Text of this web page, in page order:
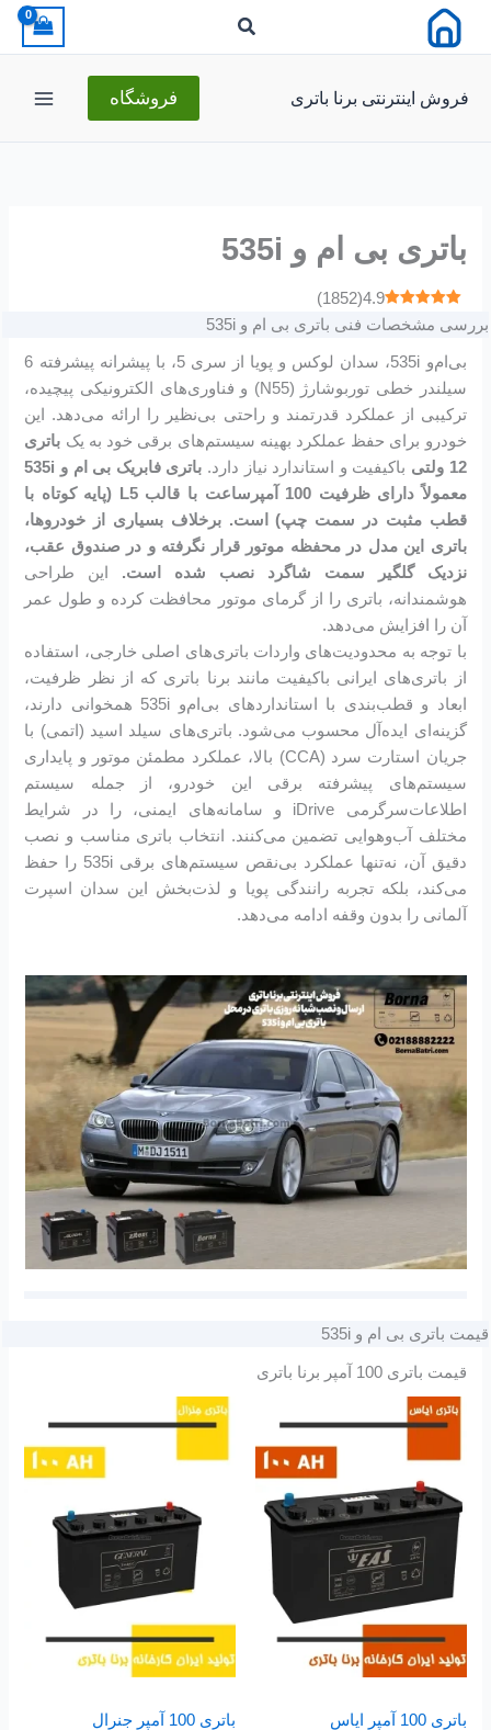
فروش اینترنتی برنا باتری فروشگاه
باتری بی ام و 535i
4.9
(
1852
)
بررسی مشخصات فنی باتری بی ام و 535i
بی‌ام‌و 535i، سدان لوکس و پویا از سری 5، با پیشرانه پیشرفته 6
سیلندر خطی توربوشارژ (N55) و فناوری‌های الکترونیکی پیچیده،
ترکیبی از عملکرد قدرتمند و راحتی بی‌نظیر را ارائه می‌دهد. این
خودرو برای حفظ عملکرد بهینه سیستم‌های برقی خود به یک باتری
12 ولتی
باکیفیت و استاندارد نیاز دارد.
باتری فابریک بی ام و 535i
معمولاً دارای ظرفیت 100 آمپرساعت با قالب L5 (پایه کوتاه با
قطب مثبت در سمت چپ) است. برخلاف بسیاری از خودروها،
باتری این مدل در محفظه موتور قرار نگرفته و در صندوق عقب،
نزدیک گلگیر سمت شاگرد نصب شده است. این طراحی
هوشمندانه، باتری را از گرمای موتور محافظت کرده و طول عمر
آن را افزایش می‌دهد.
با توجه به محدودیت‌های واردات باتری‌های اصلی خارجی، استفاده
از باتری‌های ایرانی باکیفیت مانند برنا باتری که از نظر ظرفیت،
ابعاد و قطب‌بندی با استانداردهای بی‌ام‌و 535i همخوانی دارند،
گزینه‌ای ایده‌آل محسوب می‌شود. باتری‌های سیلد اسید (اتمی) با
جریان استارت سرد (CCA) بالا، عملکرد مطمئن موتور و پایداری
سیستم‌های پیشرفته برقی این خودرو، از جمله سیستم
اطلاعات‌سرگرمی iDrive و سامانه‌های ایمنی، را در شرایط
مختلف آب‌وهوایی تضمین می‌کنند. انتخاب باتری مناسب و نصب
دقیق آن، نه‌تنها عملکرد بی‌نقص سیستم‌های برقی 535i را حفظ
می‌کند، بلکه تجربه رانندگی پویا و لذت‌بخش این سدان اسپرت
آلمانی را بدون وقفه ادامه می‌دهد.
قیمت باتری بی ام و 535i
قیمت باتری 100 آمپر برنا باتری
باتری 100 آمپر ایاس باتری 100 آمپر جنرال